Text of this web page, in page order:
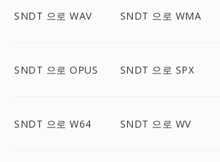
SNDT 으로 WAV SNDT 으로 WMA
SNDT 으로 OPUS SNDT 으로 SPX
SNDT 으로 W64 SNDT 으로 WV